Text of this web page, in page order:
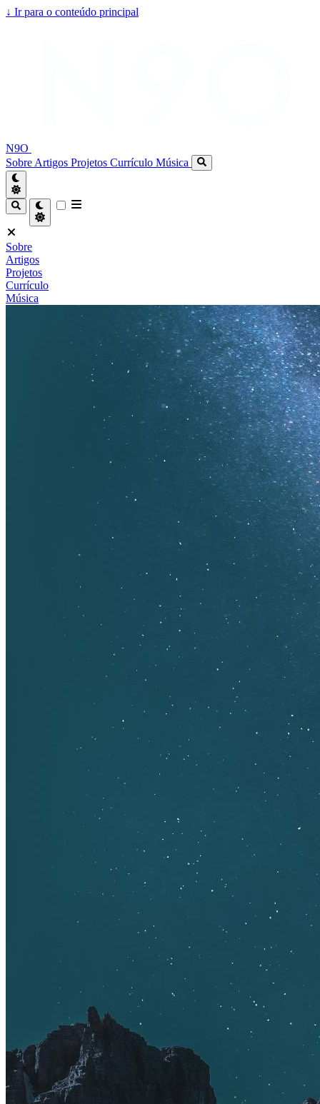
↓ Ir para o conteúdo principal
N9O
Sobre Artigos Projetos Currículo Música
Sobre
Artigos
Projetos
Currículo
Música